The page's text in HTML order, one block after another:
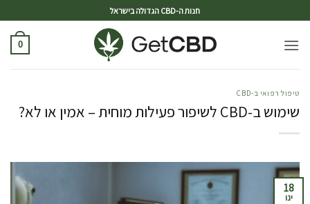
חנות ה-CBD הגדולה בישראל
0
טיפול רפואי ב-CBD
שימוש ב-CBD לשיפור פעילות מוחית – אמין או לא?
18
ינו